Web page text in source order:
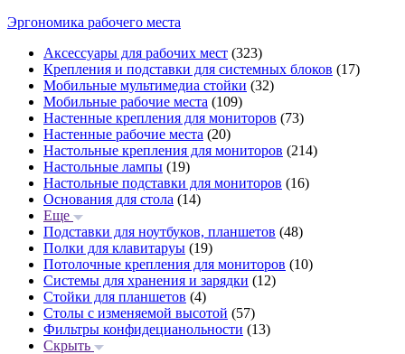
Эргономика рабочего места
Аксессуары для рабочих мест (323)
Крепления и подставки для системных блоков (17)
Мобильные мультимедиа стойки (32)
Мобильные рабочие места (109)
Настенные крепления для мониторов (73)
Настенные рабочие места (20)
Настольные крепления для мониторов (214)
Настольные лампы (19)
Настольные подставки для мониторов (16)
Основания для стола (14)
Еще
Подставки для ноутбуков, планшетов (48)
Полки для клавитаруы (19)
Потолочные крепления для мониторов (10)
Системы для хранения и зарядки (12)
Стойки для планшетов (4)
Столы с изменяемой высотой (57)
Фильтры конфидецианольности (13)
Скрыть